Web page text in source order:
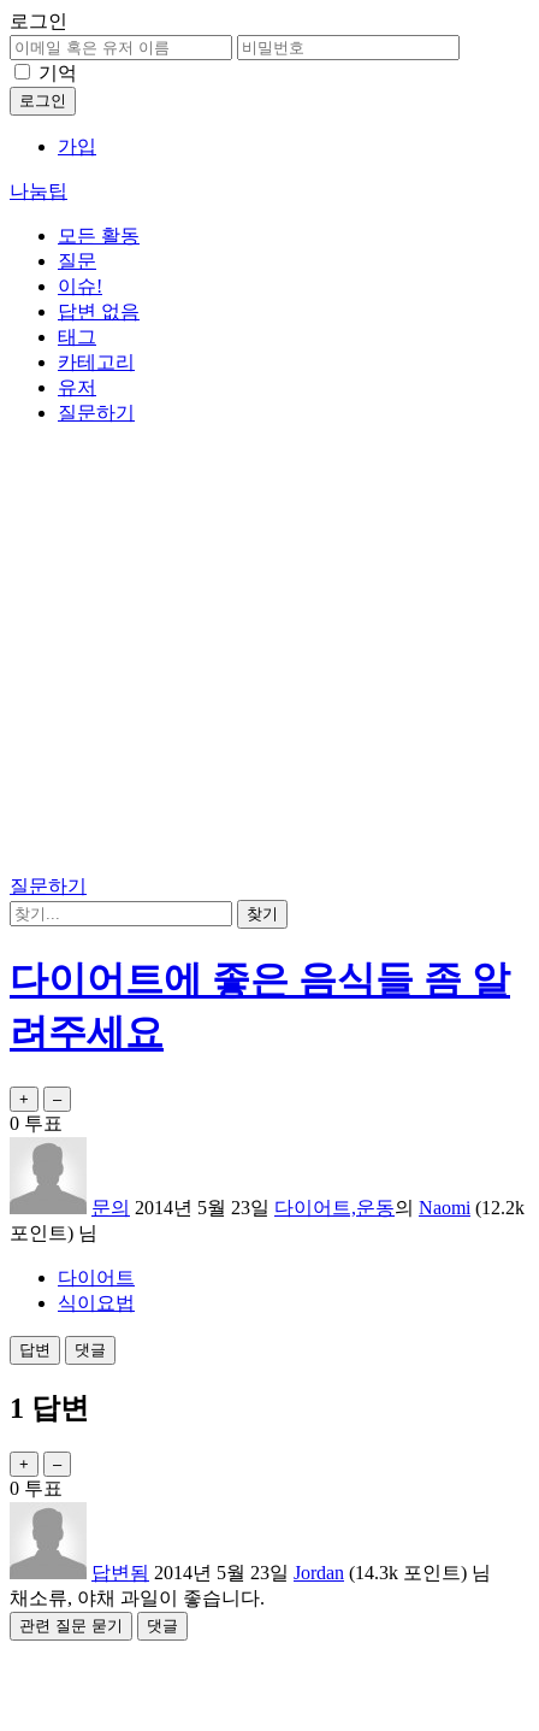
로그인
기억
가입
나눔팁
모든 활동
질문
이슈!
답변 없음
태그
카테고리
유저
질문하기
질문하기
다이어트에 좋은 음식들 좀 알
려주세요
0 투표
문의 2014년 5월 23일 다이어트,운동의 Naomi (12.2k
포인트) 님
다이어트
식이요법
1 답변
0 투표
답변됨 2014년 5월 23일 Jordan (14.3k 포인트) 님
채소류, 야채 과일이 좋습니다.